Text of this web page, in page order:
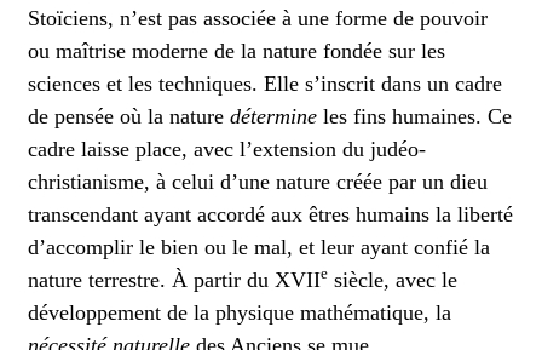
Stoïciens, n’est pas associée à une forme de pouvoir
ou maîtrise moderne de la nature fondée sur les
sciences et les techniques. Elle s’inscrit dans un cadre
de pensée où la nature détermine les fins humaines. Ce
cadre laisse place, avec l’extension du judéo-
christianisme, à celui d’une nature créée par un dieu
transcendant ayant accordé aux êtres humains la liberté
d’accomplir le bien ou le mal, et leur ayant confié la
nature terrestre. À partir du XVIIe siècle, avec le
développement de la physique mathématique, la